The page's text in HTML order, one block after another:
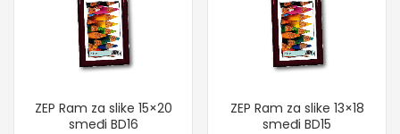
ZEP Ram za slike 15×20
smeđi BD16
ZEP Ram za slike 13×18
smeđi BD15